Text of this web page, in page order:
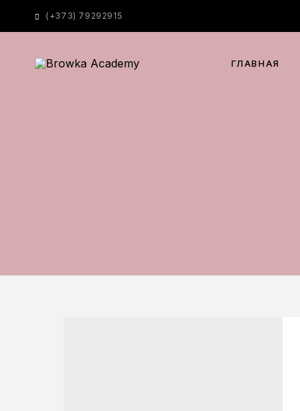
(+373) 79292915
ГЛАВНАЯ